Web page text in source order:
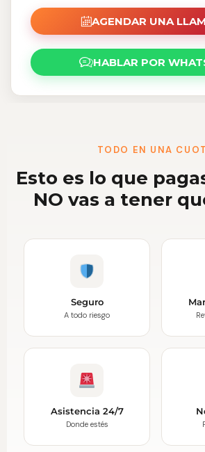
AGENDAR UNA
HABLAR POR
TODO EN UNA
Esto es lo que
NO vas a tener
Seguro
A todo riesgo
Asistencia 24/7
Donde estés